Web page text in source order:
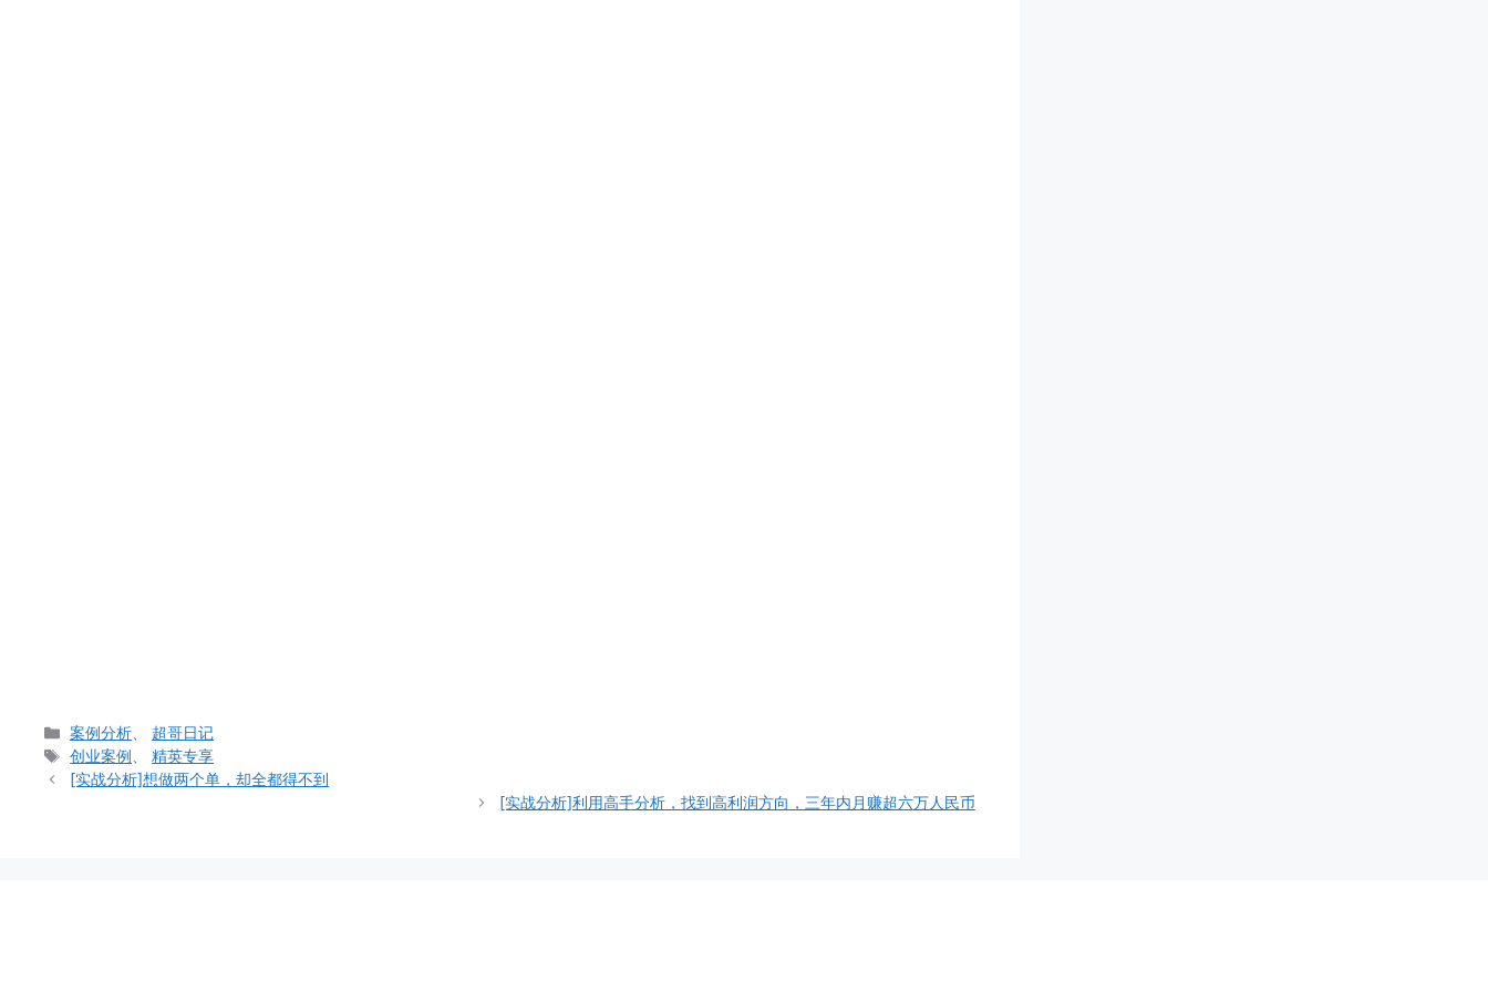
分
类
案例分析
超哥日记
标
签
创业案例 、精英专享
[实战分析]想做两个单，却全都得不到
[实战分析]利用高手分析，找到高利润方向，三年内月赚超六万人民币